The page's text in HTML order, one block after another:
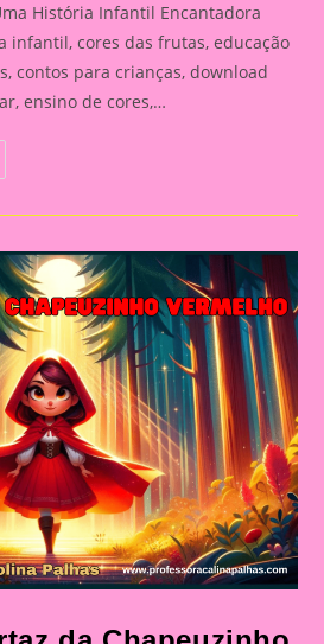
História Infantil Encantadora
infantil, cores das frutas, educação
contos para crianças, download
ensino de cores,…